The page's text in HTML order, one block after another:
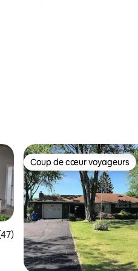
: 4,99 sur 5
moyenne sur la base de 47
Coup de cœur voyageurs
Coup de cœur voyageurs